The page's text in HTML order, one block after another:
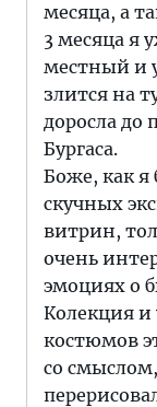
месяца, а
3 месяца я
местный и
злится на
доросла до
Бургаса.
Боже, как я
скучных
витрин,
очень
эмоциях о
Колекция
костюмов
со